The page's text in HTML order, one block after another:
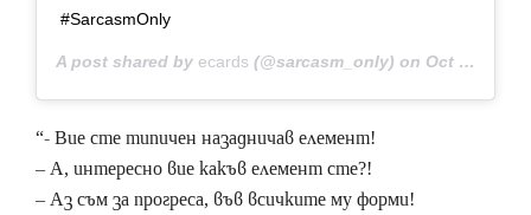
#SarcasmOnly
A post shared by ecards (@sarcasm_only) on Oct 2, 2018 at 2:36pm PDT
“- Вие сте типичен назадничав елемент!
– А, интересно вие какъв елемент сте?!
– Аз съм за прогреса, във всичките му форми!